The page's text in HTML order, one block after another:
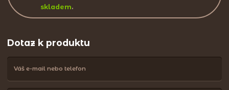
skladem.
Dotaz k produktu